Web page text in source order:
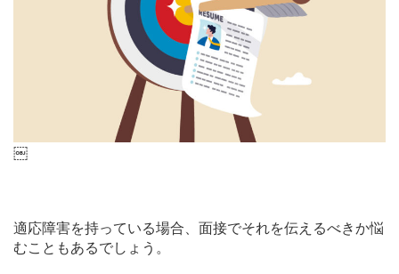
￼
適応障害を持っている場合、面接でそれを伝えるべきか悩
むこともあるでしょう。